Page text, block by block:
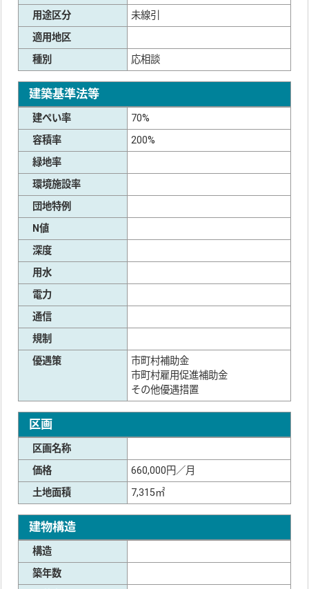
用途区分
未線引
適用地区
種別
応相談
建築基準法等
建ぺい率
70%
容積率
200%
緑地率
環境施設率
団地特例
N値
深度
用水
電力
通信
規制
優遇策
市町村補助金
市町村雇用促進補助金
その他優遇措置
区画
区画名称
価格
660,000円／月
土地面積
7,315㎡
建物構造
構造
築年数